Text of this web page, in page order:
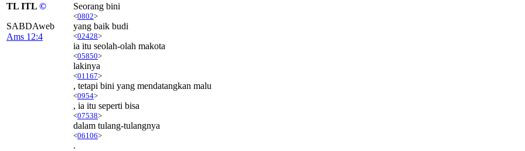
TL ITL ©
SABDAweb
Ams 12:4
Seorang bini
<0802>
yang baik budi
<02428>
ia itu seolah-olah makota
<05850>
lakinya
<01167>
, tetapi bini yang mendatangkan malu
<0954>
, ia itu seperti bisa
<07538>
dalam tulang-tulangnya
<06106>
.